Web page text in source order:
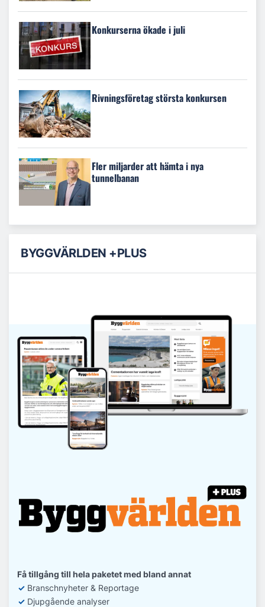
Konkurserna ökade i juli
Rivningsföretag största konkursen
Fler miljarder att hämta i nya
tunnelbanan
BYGGVÄRLDEN +PLUS
Få tillgång till hela paketet med bland annat
✓ Branschnyheter & Reportage
✓ Djupgående analyser